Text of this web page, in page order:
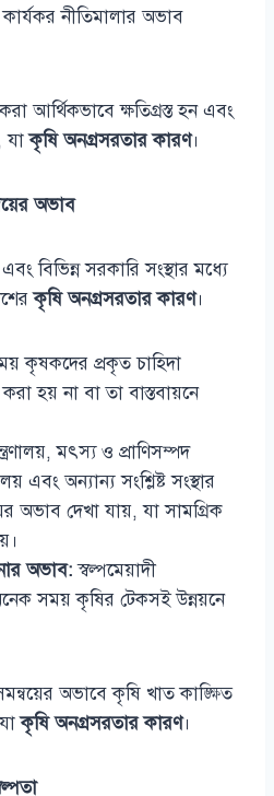
কার্যকর নীতিমালার অভাব
আর্থিকভাবে ক্ষতিগ্রস্ত হন এবং
যাকৃষি অনগ্রসরতার কারণ।
অভাব
বিভিন্ন সরকারি সংস্থার মধ্যে
কৃষি অনগ্রসরতার কারণ।
কৃষকদের প্রকৃত চাহিদা
হয় না বা তা বাস্তবায়নে
মৎস্য ও প্রাণিসম্পদ
এবং অন্যান্য সংশ্লিষ্ট সংস্থার
অভাব দেখা যায়, যা সামগ্রিক
অভাব:স্বল্পমেয়াদী
সময় কৃষির টেকসই উন্নয়নে
অভাবে কৃষি খাত কাঙ্ক্ষিত
কৃষি অনগ্রসরতার কারণ।